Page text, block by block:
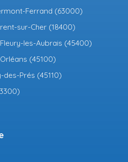
Ferrand (63000)
sur-Cher (18400)
les-Aubrais (45400)
(45100)
Prés (45110)